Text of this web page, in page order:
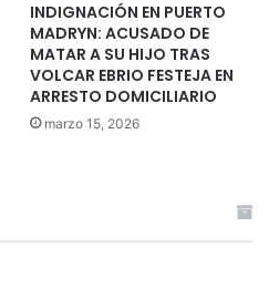
INDIGNACIÓN EN PUERTO
MADRYN: ACUSADO DE
MATAR A SU HIJO TRAS
VOLCAR EBRIO FESTEJA EN
ARRESTO DOMICILIARIO
marzo 15, 2026